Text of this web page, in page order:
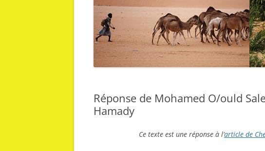
Réponse de Mohamed O/ould
Hamady
Ce texte est une réponse à l’article de